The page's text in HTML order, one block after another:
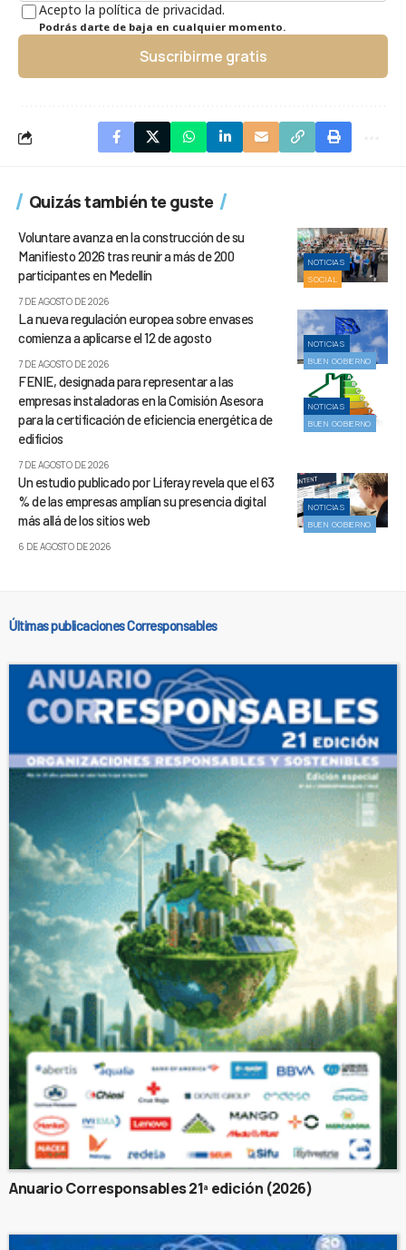
Acepto la política de privacidad.
Podrás darte de baja en cualquier momento.
Suscribirme gratis
Quizás también te guste
NOTICIAS
SOCIAL
Voluntare avanza en la construcción de su
Manifiesto 2026 tras reunir a más de 200
participantes en Medellín
7 DE AGOSTO DE 2026
NOTICIAS
BUEN GOBIERNO
La nueva regulación europea sobre envases
comienza a aplicarse el 12 de agosto
7 DE AGOSTO DE 2026
NOTICIAS
BUEN GOBIERNO
FENIE, designada para representar a las
empresas instaladoras en la Comisión Asesora
para la certificación de eficiencia energética de
edificios
7 DE AGOSTO DE 2026
NOTICIAS
BUEN GOBIERNO
Un estudio publicado por Liferay revela que el 63
% de las empresas amplían su presencia digital
más allá de los sitios web
6 DE AGOSTO DE 2026
Últimas publicaciones Corresponsables
Anuario Corresponsables 21ª edición (2026)